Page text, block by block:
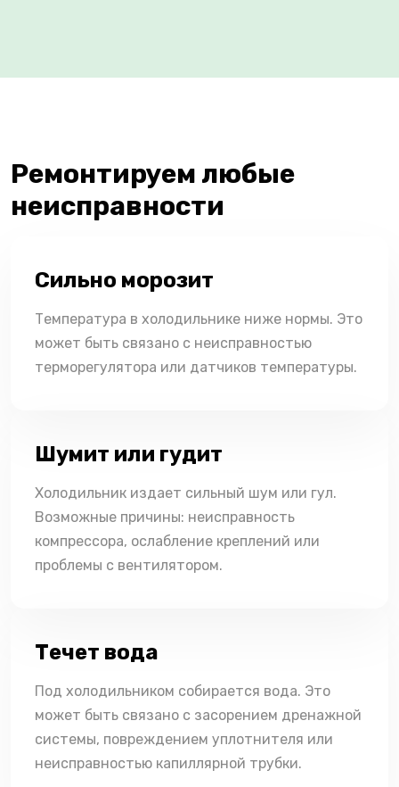
Ремонтируем любые
неисправности
Сильно морозит
Температура в холодильнике ниже нормы. Это
может быть связано с неисправностью
терморегулятора или датчиков температуры.
Шумит или гудит
Холодильник издает сильный шум или гул.
Возможные причины: неисправность
компрессора, ослабление креплений или
проблемы с вентилятором.
Течет вода
Под холодильником собирается вода. Это
может быть связано с засорением дренажной
системы, повреждением уплотнителя или
неисправностью капиллярной трубки.